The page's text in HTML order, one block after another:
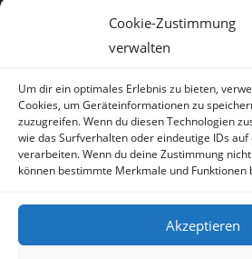
Cookie-Zustimmung
verwalten
Um dir ein optimales Erlebnis zu bieten,
Cookies, um Geräteinformationen zu
zuzugreifen. Wenn du diesen Technologien
wie das Surfverhalten oder eindeutige IDs auf
verarbeiten. Wenn du deine Zustimmung
können bestimmte Merkmale und
Akzeptieren
tab
Vorname*